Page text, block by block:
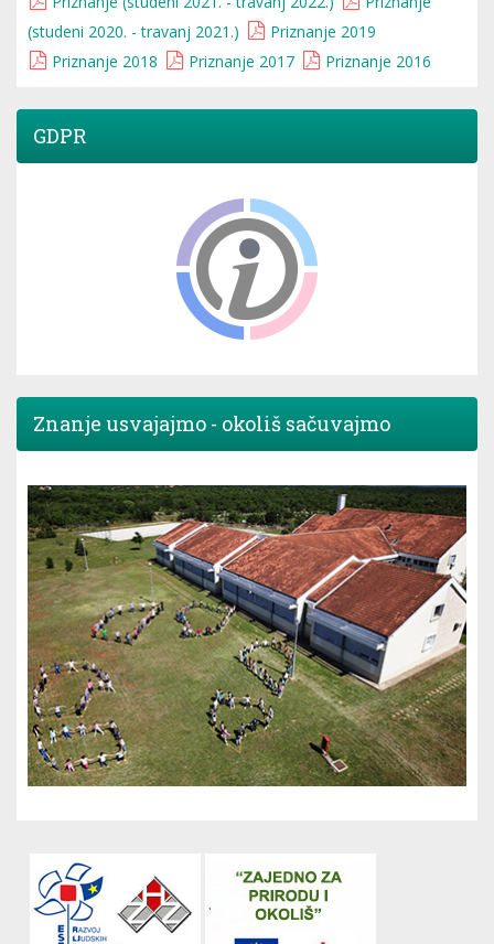
(studeni 2020. - travanj 2021.)
Priznanje 2019
Priznanje 2018
Priznanje 2017 Priznanje 2016
GDPR
Znanje usvajajmo - okoliš sačuvajmo